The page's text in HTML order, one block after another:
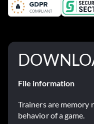
File information
Trainers are memory
behavior of a game.